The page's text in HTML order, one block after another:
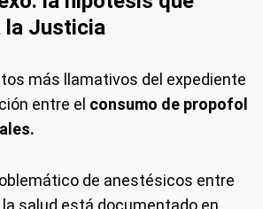
la Justicia
más llamativos del expediente
entre el consumo de propofol
de anestésicos entre
salud está documentado en